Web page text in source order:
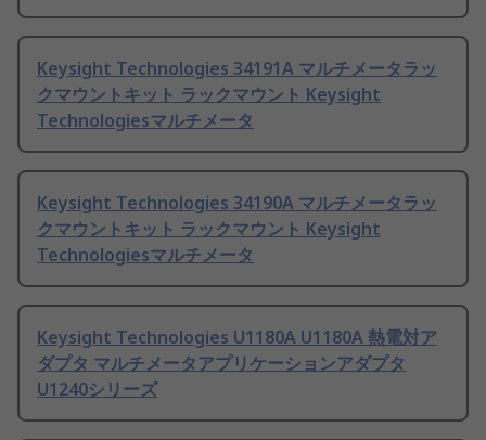
Keysight Technologies 34191A マルチメータラッ
クマウントキット ラックマウント Keysight
Technologiesマルチメータ
Keysight Technologies 34190A マルチメータラッ
クマウントキット ラックマウント Keysight
Technologiesマルチメータ
Keysight Technologies U1180A U1180A 熱電対ア
ダプタ マルチメータアプリケーションアダプタ
U1240シリーズ